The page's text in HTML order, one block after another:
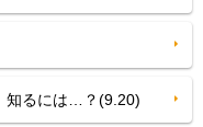
るには…？(9.20)